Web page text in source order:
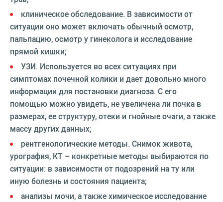
клиническое обследование. В зависимости от
ситуации оно может включать обычный осмотр,
пальпацию, осмотр у гинеколога и исследование
прямой кишки;
УЗИ. Используется во всех ситуациях при
симптомах почечной колики и дает довольно много
информации для постановки диагноза. С его
помощью можно увидеть, не увеличена ли почка в
размерах, ее структуру, отеки и гнойные очаги, а также
массу других данных;
рентгенологические методы. Снимок живота,
урография, КТ – конкретные методы выбираются по
ситуации: в зависимости от подозрений на ту или
иную болезнь и состояния пациента;
анализы мочи, а также химическое исследование